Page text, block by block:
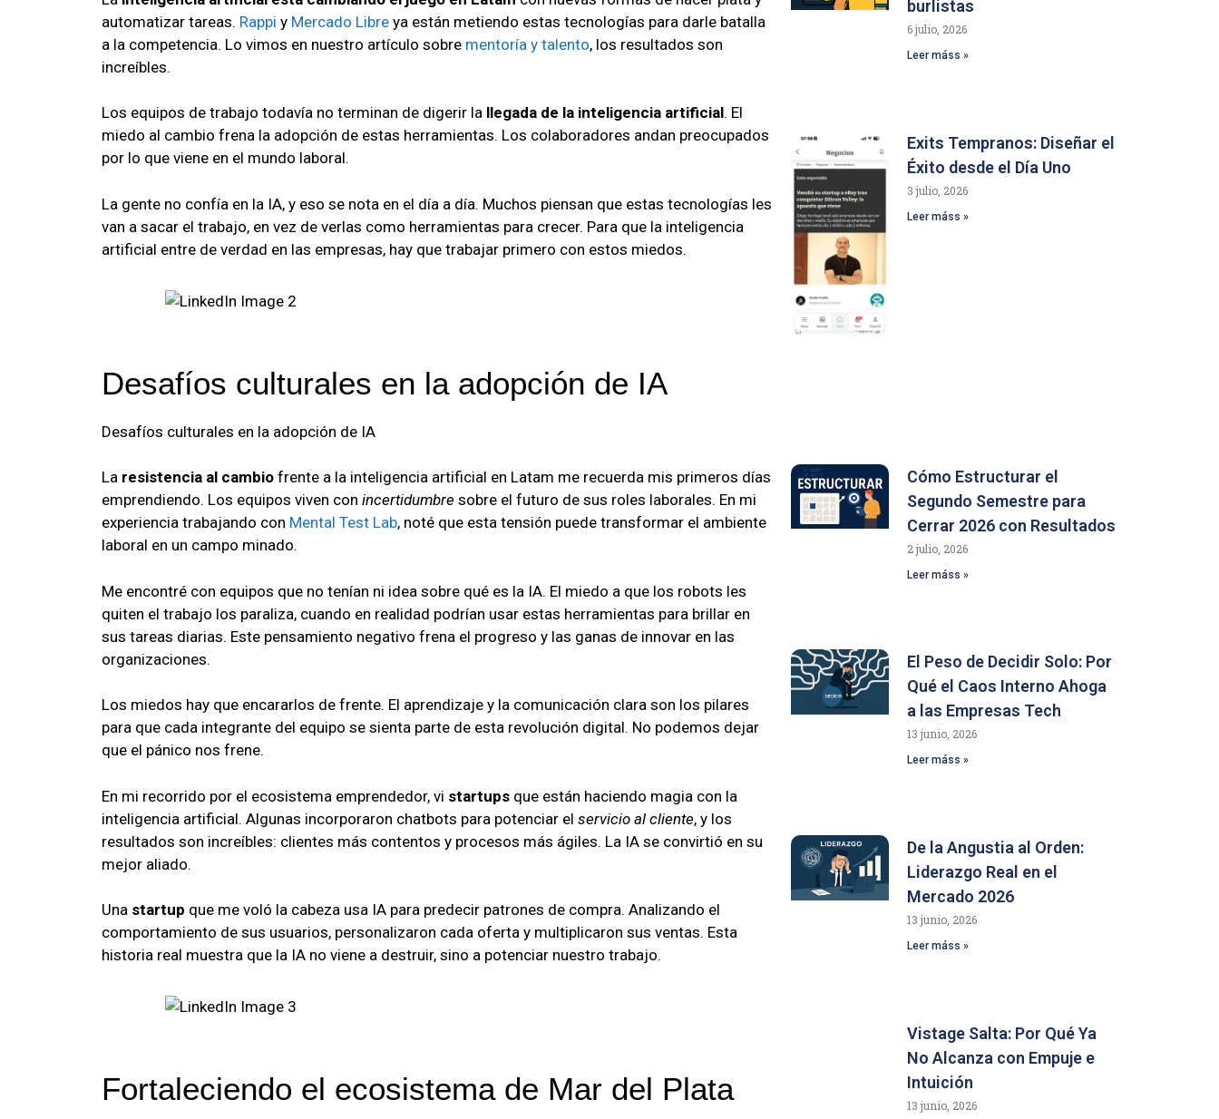
automatizar tareas. Rappi y Mercado Libre ya están metiendo estas tecnologías para darle batalla
a la competencia. Lo vimos en nuestro artículo sobre mentoría y talento, los resultados son
increíbles.
Los equipos de trabajo todavía no terminan de digerir la llegada de la inteligencia artificial. El
miedo al cambio frena la adopción de estas herramientas. Los colaboradores andan preocupados
por lo que viene en el mundo laboral.
La gente no confía en la IA, y eso se nota en el día a día. Muchos piensan que estas tecnologías les
van a sacar el trabajo, en vez de verlas como herramientas para crecer. Para que la inteligencia
artificial entre de verdad en las empresas, hay que trabajar primero con estos miedos.
Desafíos culturales en la adopción de IA
Desafíos culturales en la adopción de IA
La resistencia al cambio frente a la inteligencia artificial en Latam me recuerda mis primeros días
emprendiendo. Los equipos viven con incertidumbre sobre el futuro de sus roles laborales. En mi
experiencia trabajando con Mental Test Lab, noté que esta tensión puede transformar el ambiente
laboral en un campo minado.
Me encontré con equipos que no tenían ni idea sobre qué es la IA. El miedo a que los robots les
quiten el trabajo los paraliza, cuando en realidad podrían usar estas herramientas para brillar en
sus tareas diarias. Este pensamiento negativo frena el progreso y las ganas de innovar en las
organizaciones.
Los miedos hay que encararlos de frente. El aprendizaje y la comunicación clara son los pilares
para que cada integrante del equipo se sienta parte de esta revolución digital. No podemos dejar
que el pánico nos frene.
En mi recorrido por el ecosistema emprendedor, vi startups que están haciendo magia con la
inteligencia artificial. Algunas incorporaron chatbots para potenciar el servicio al cliente, y los
resultados son increíbles: clientes más contentos y procesos más ágiles. La IA se convirtió en su
mejor aliado.
Una startup que me voló la cabeza usa IA para predecir patrones de compra. Analizando el
comportamiento de sus usuarios, personalizaron cada oferta y multiplicaron sus ventas. Esta
historia real muestra que la IA no viene a destruir, sino a potenciar nuestro trabajo.
Fortaleciendo el ecosistema de Mar del Plata
burlistas
6 julio, 2026
Leer máss »
Exits Tempranos: Diseñar el
Éxito desde el Día Uno
3 julio, 2026
Leer máss »
Cómo Estructurar el
Segundo Semestre para
Cerrar 2026 con Resultados
2 julio, 2026
Leer máss »
El Peso de Decidir Solo: Por
Qué el Caos Interno Ahoga
a las Empresas Tech
13 junio, 2026
Leer máss »
De la Angustia al Orden:
Liderazgo Real en el
Mercado 2026
13 junio, 2026
Leer máss »
Vistage Salta: Por Qué Ya
No Alcanza con Empuje e
Intuición
13 junio, 2026